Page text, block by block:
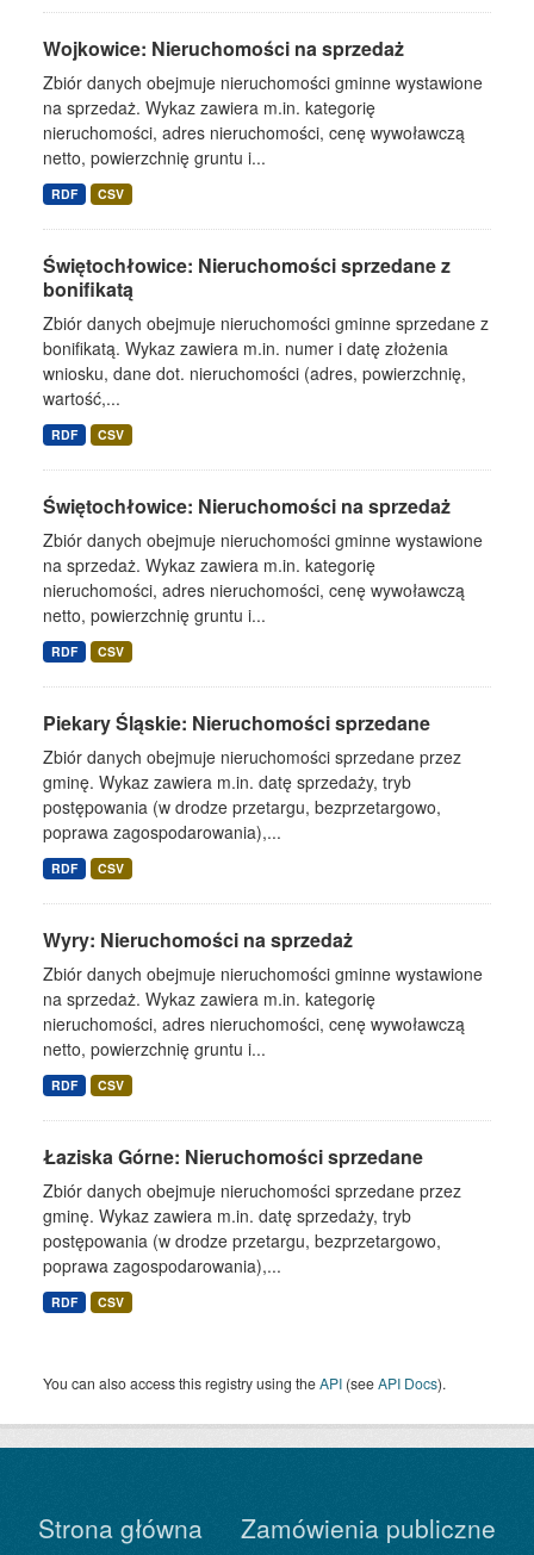
Wojkowice: Nieruchomości na sprzedaż
Zbiór danych obejmuje nieruchomości gminne wystawione
na sprzedaż. Wykaz zawiera m.in. kategorię
nieruchomości, adres nieruchomości, cenę wywoławczą
netto, powierzchnię gruntu i...
RDF CSV
Świętochłowice: Nieruchomości sprzedane z
bonifikatą
Zbiór danych obejmuje nieruchomości gminne sprzedane z
bonifikatą. Wykaz zawiera m.in. numer i datę złożenia
wniosku, dane dot. nieruchomości (adres, powierzchnię,
wartość,...
RDF CSV
Świętochłowice: Nieruchomości na sprzedaż
Zbiór danych obejmuje nieruchomości gminne wystawione
na sprzedaż. Wykaz zawiera m.in. kategorię
nieruchomości, adres nieruchomości, cenę wywoławczą
netto, powierzchnię gruntu i...
RDF CSV
Piekary Śląskie: Nieruchomości sprzedane
Zbiór danych obejmuje nieruchomości sprzedane przez
gminę. Wykaz zawiera m.in. datę sprzedaży, tryb
postępowania (w drodze przetargu, bezprzetargowo,
poprawa zagospodarowania),...
RDF CSV
Wyry: Nieruchomości na sprzedaż
Zbiór danych obejmuje nieruchomości gminne wystawione
na sprzedaż. Wykaz zawiera m.in. kategorię
nieruchomości, adres nieruchomości, cenę wywoławczą
netto, powierzchnię gruntu i...
RDF CSV
Łaziska Górne: Nieruchomości sprzedane
Zbiór danych obejmuje nieruchomości sprzedane przez
gminę. Wykaz zawiera m.in. datę sprzedaży, tryb
postępowania (w drodze przetargu, bezprzetargowo,
poprawa zagospodarowania),...
RDF CSV
You can also access this registry using theAPI (seeAPI Docs).
Strona główna Zamówienia publiczne